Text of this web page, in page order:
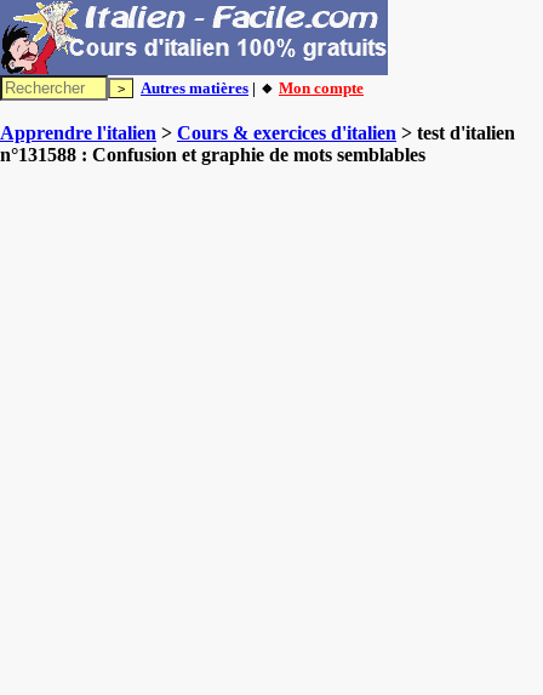
Autres matières | 🔸 Mon compte
Apprendre l'italien > Cours & exercices d'italien > test d'italien
n°131588 : Confusion et graphie de mots semblables